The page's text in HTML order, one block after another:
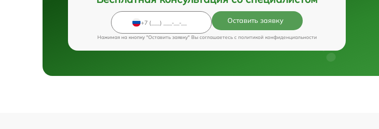
Оставить заявку
Нажимая на кнопку "Оставить заявку" Вы соглашаетесь c политикой конфиденциальности